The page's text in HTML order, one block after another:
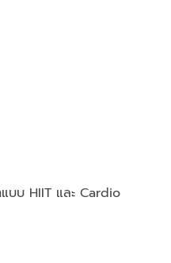
บบ HIIT และ Cardio